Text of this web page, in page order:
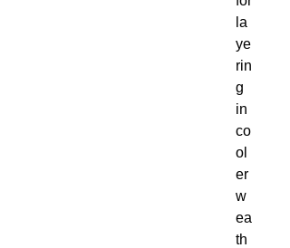
la
ye
rin
g
in
co
ol
er
w
ea
th